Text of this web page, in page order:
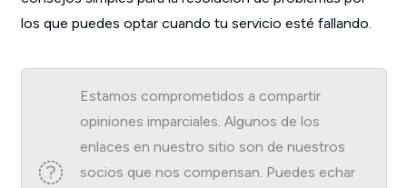
los que puedes optar cuando tu servicio esté fallando.
Estamos comprometidos a compartir
opiniones imparciales. Algunos de los
enlaces en nuestro sitio son de nuestros
socios que nos compensan. Puedes echar